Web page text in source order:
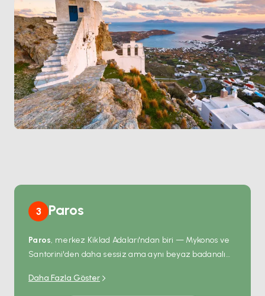
yüzyıl Venedik kalesiyle. SerifosSifnos'tan yelkenle
30 dakika. SezonMayıs ile Ekimarası açık.
3 Paros
Paros, merkez Kiklad Adaları'ndan biri — Mykonos ve
Santorini'den daha sessiz ama aynı beyaz badanalı
liman kasabası Venedik döneminden kalma taş bir
Daha Fazla Göster